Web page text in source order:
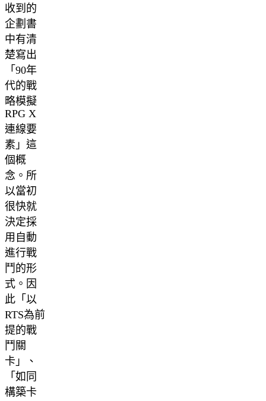
收到的
企劃書
中有清
楚寫出
「90年
代的戰
略模擬
RPG X
連線要
素」這
個概
念。所
以當初
很快就
決定採
用自動
進行戰
鬥的形
式。因
此「以
RTS為前
提的戰
鬥關
卡」、
「如同
構築卡